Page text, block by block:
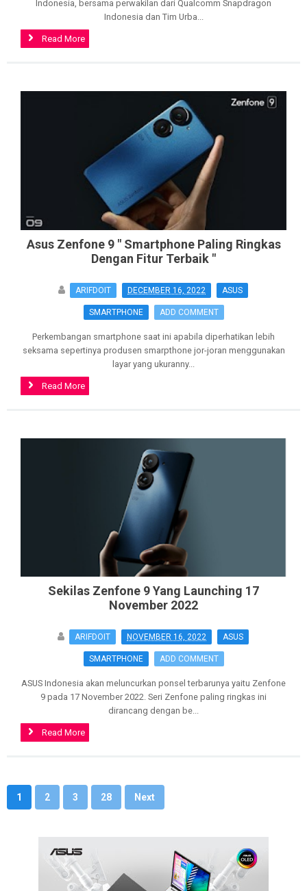
Indonesia, bersama perwakilan dari Qualcomm Snapdragon
Indonesia dan Tim Urba...
>
Read More
Asus Zenfone 9 " Smartphone Paling Ringkas
Dengan Fitur Terbaik "
ARIFDOIT DECEMBER 16, 2022 ASUS
SMARTPHONE ADD COMMENT
Perkembangan smartphone saat ini apabila diperhatikan lebih
seksama sepertinya produsen smarpthone jor-joran menggunakan
layar yang ukuranny...
>
Read More
Sekilas Zenfone 9 Yang Launching 17
November 2022
ARIFDOIT NOVEMBER 16, 2022 ASUS
SMARTPHONE ADD COMMENT
ASUS Indonesia akan meluncurkan ponsel terbarunya yaitu Zenfone
9 pada 17 November 2022. Seri Zenfone paling ringkas ini
dirancang dengan be...
>
Read More
1 2 3 28 Next